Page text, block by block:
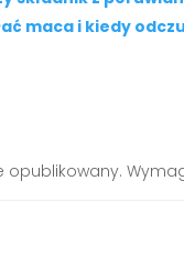
maca i kiedy
opublikowany.